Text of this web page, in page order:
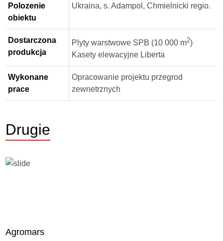
Polozenie
obiektu
Ukraina, s. Adampol, Сhmielnicki regio.
Dostarczona
produkcja
Plyty warstwowe SPB (10 000 m2)
Kasety elewacyjne Liberta
Wykonane
prace
Opracowanie projektu przegrod
zewnetrznych
Drugie
Agromars